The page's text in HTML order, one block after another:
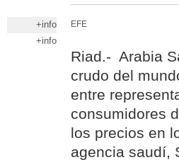
+info
+info
EFE
Riad.- Arabia
crudo del
entre
consumidores
los precios en
agencia saudí,